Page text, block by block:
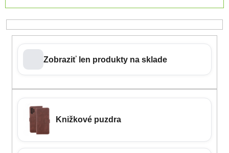
Zobraziť len produkty na sklade
Knižkové puzdra